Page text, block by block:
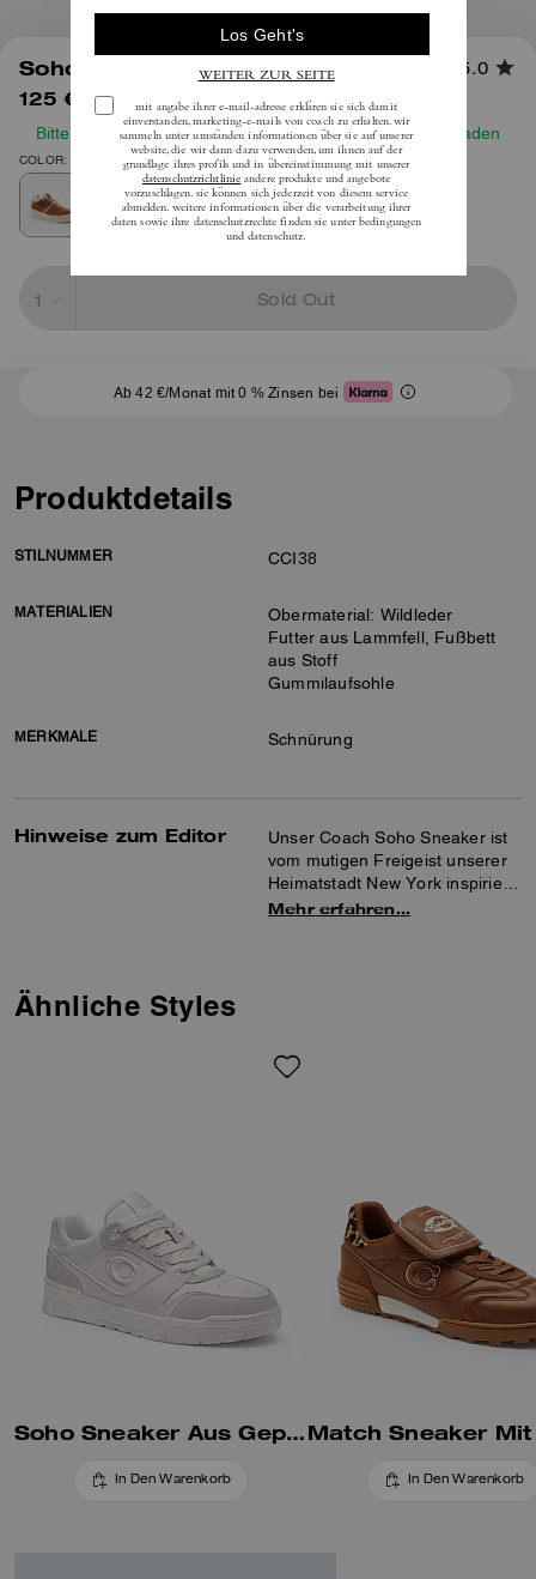
Soho Sneaker Mit Plateausohle 5.0
125 € 195 €
Bitte prüfen Sie vor Ihrer Bestellung unseren Größenleitfaden
COLOR: Kreide/Sable
Sold Out
Ab 42 €/Monat mit 0 % Zinsen bei
Produktdetails
STILNUMMER CCI38
MATERIALIEN
Obermaterial: Wildleder
Futter aus Lammfell, Fußbett
aus Stoff
Gummilaufsohle
MERKMALE Schnürung
Hinweise zum Editor
Unser Coach Soho Sneaker ist
vom mutigen Freigeist unserer
Heimatstadt New York inspiriert
und wurde entwickelt, um mit
Gummilaufsohle abgerundet,
Mehr erfahren…
Ähnliche Styles
Soho Sneaker Aus Geprägtem Leder
In Den Warenkorb In Den Warenkorb